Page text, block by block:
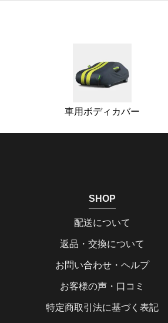
車用ボディカバー
SHOP
配送について
返品・交換について
お問い合わせ・ヘルプ
お客様の声・口コミ
特定商取引法に基づく表記